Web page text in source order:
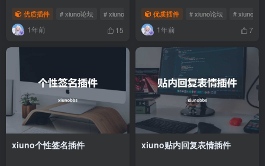
优质插件 # xiuno论坛 # xiuno插件
1年前 15
优质插件 # xiuno论坛 # xiuno插
1年前 7
xiuno个性签名插件 xiuno贴内回复表情插件